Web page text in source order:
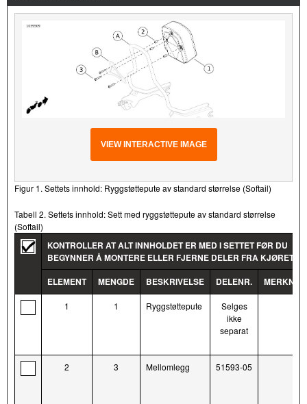
VIEW INTERACTIVE IMAGE
Figur 1. Settets innhold: Ryggstøttepute av standard størrelse (Softail)
Tabell 2. Settets innhold: Sett med ryggstøttepute av standard størrelse
(Softail)
KONTROLLER AT ALT INNHOLDET ER MED I SETTET FØR DU
BEGYNNER Å MONTERE ELLER FJERNE DELER FRA
ELEMENT
MENGDE BESKRIVELSE DELENR.
1 1 Ryggstøttepute
Selges
ikke
separat
2 3 Mellomlegg 51593-05